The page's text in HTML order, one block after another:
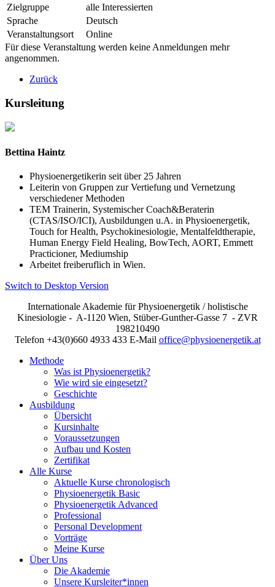
Zielgruppe
alle Interessierten
Sprache
Deutsch
Veranstaltungsort
Online
Für diese Veranstaltung werden keine Anmeldungen mehr
angenommen.
Zurück
Kursleitung
Bettina Haintz
Physioenergetikerin seit über 25 Jahren
Leiterin von Gruppen zur Vertiefung und Vernetzung
verschiedener Methoden
TEM Trainerin, Systemischer Coach&Beraterin
(CTAS/ISO/ICI), Ausbildungen u.A. in Physioenergetik,
Touch for Health, Psychokinesiologie, Mentalfeldtherapie,
Human Energy Field Healing, BowTech, AORT, Emmett
Practicioner, Mediumship
Arbeitet freiberuflich in Wien.
Switch to Desktop Version
Internationale Akademie für Physioenergetik / holistische
Kinesiologie - A-1120 Wien, Stüber-Gunther-Gasse 7 - ZVR
198210490
Telefon +43(0)660 4933 433 E-Mail office@physioenergetik.at
Methode
Was ist Physioenergetik?
Wie wird sie eingesetzt?
Geschichte
Ausbildung
Übersicht
Kursinhalte
Voraussetzungen
Aufbau und Kosten
Zertifikat
Alle Kurse
Aktuelle Kurse chronologisch
Physioenergetik Basic
Physioenergetik Advanced
Professional
Personal Development
Vorträge
Meine Kurse
Über Uns
Die Akademie
Unsere Kursleiter*innen